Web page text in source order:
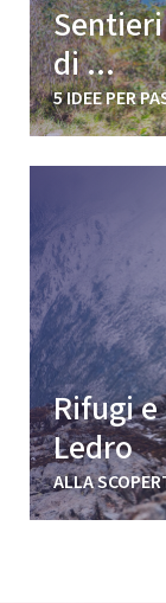
di ...
5 IDEE PER
Rifugi
Ledro
ALLA